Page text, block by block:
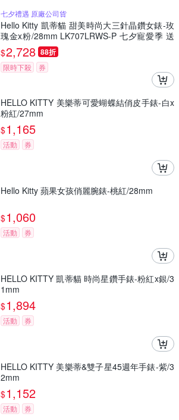
七夕禮遇 原廠公司貨
Hello Kitty 凱蒂貓 甜美時尚大三針晶鑽女錶-玫
瑰金x粉/28mm LK707LRWS-P 七夕寵愛季 送
禮推薦
$2,728 88折
限時下殺 券
HELLO KITTY 美樂蒂可愛蝴蝶結俏皮手錶-白x
粉紅/27mm
$1,165
活動 券
Hello Kitty 蘋果女孩俏麗腕錶-桃紅/28mm
$1,060
活動 券
HELLO KITTY 凱蒂貓 時尚星鑽手錶-粉紅x銀/3
1mm
$1,894
活動 券
HELLO KITTY 美樂蒂&雙子星45週年手錶-紫/3
2mm
$1,152
活動 券